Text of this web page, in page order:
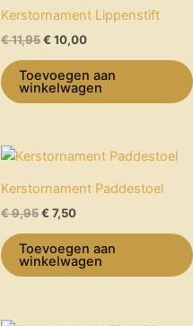
Kerstornament Lippenstift
€11,95
was:
€ 11,95.
€ 10,00
is:
€ 10,00.
Toevoegen aan
winkelwagen
Kerstornament Paddestoel
€9,95
Oorspronkelijke
was:
€ 9,95.
€ 7,50
Huidige
is:
€ 7,50.
Toevoegen aan
winkelwagen